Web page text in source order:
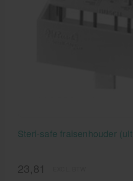
Steri-safe fraisenhouder
23,81